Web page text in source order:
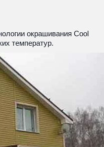
окрашивания Cool
температур.